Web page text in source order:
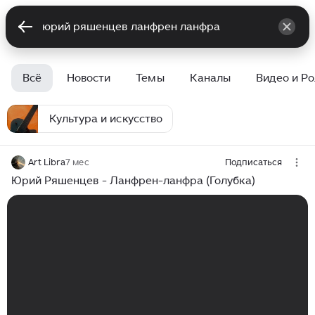
Всё Новости Темы Каналы Видео и
Культура и искусство
Art Libra7 мес Подписаться
Юрий Ряшенцев - Ланфрен-ланфра (Голубка)